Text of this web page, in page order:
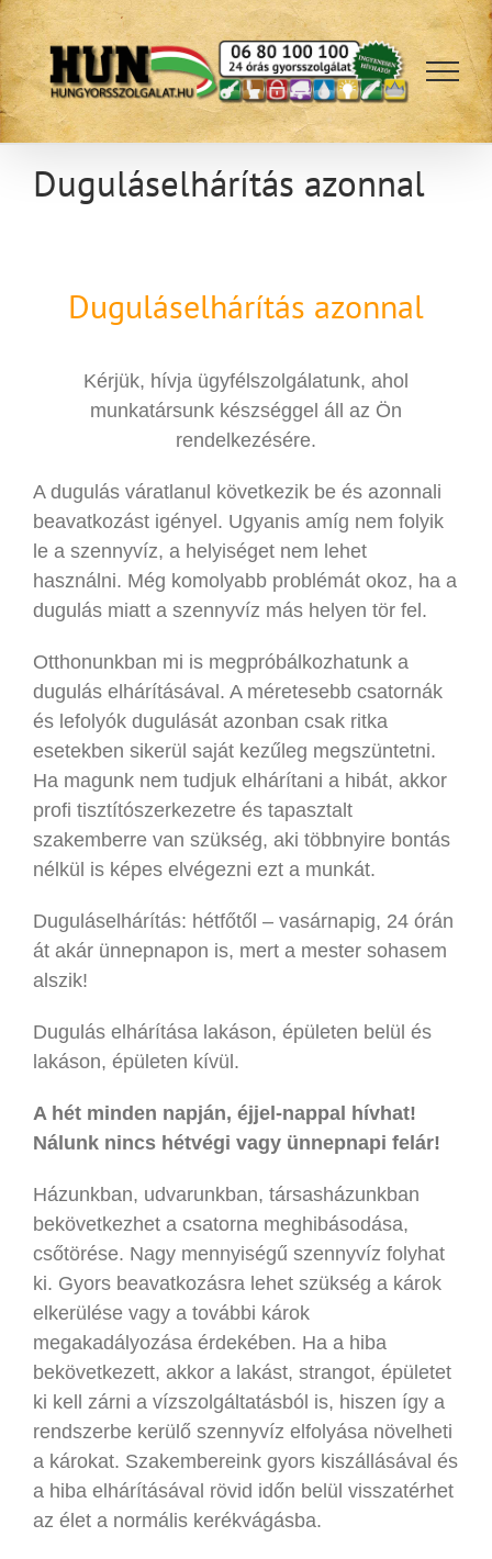
Kihagyás
Duguláselhárítás azonnal
Duguláselhárítás azonnal
Kérjük, hívja ügyfélszolgálatunk, ahol
munkatársunk készséggel áll az Ön
rendelkezésére.
A dugulás váratlanul következik be és azonnali
beavatkozást igényel. Ugyanis amíg nem folyik
le a szennyvíz, a helyiséget nem lehet
használni. Még komolyabb problémát okoz, ha a
dugulás miatt a szennyvíz más helyen tör fel.
Otthonunkban mi is megpróbálkozhatunk a
dugulás elhárításával. A méretesebb csatornák
és lefolyók dugulását azonban csak ritka
esetekben sikerül saját kezűleg megszüntetni.
Ha magunk nem tudjuk elhárítani a hibát, akkor
profi tisztítószerkezetre és tapasztalt
szakemberre van szükség, aki többnyire bontás
nélkül is képes elvégezni ezt a munkát.
Duguláselhárítás: hétfőtől – vasárnapig, 24 órán
át akár ünnepnapon is, mert a mester sohasem
alszik!
Dugulás elhárítása lakáson, épületen belül és
lakáson, épületen kívül.
A hét minden napján, éjjel-nappal hívhat!
Nálunk nincs hétvégi vagy ünnepnapi felár!
Házunkban, udvarunkban, társasházunkban
bekövetkezhet a csatorna meghibásodása,
csőtörése. Nagy mennyiségű szennyvíz folyhat
ki. Gyors beavatkozásra lehet szükség a károk
elkerülése vagy a további károk
megakadályozása érdekében. Ha a hiba
bekövetkezett, akkor a lakást, strangot, épületet
ki kell zárni a vízszolgáltatásból is, hiszen így a
rendszerbe kerülő szennyvíz elfolyása növelheti
a károkat. Szakembereink gyors kiszállásával és
a hiba elhárításával rövid időn belül visszatérhet
az élet a normális kerékvágásba.